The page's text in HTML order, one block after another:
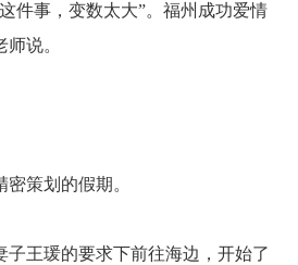
件事，变数太大”。福州成功爱情
说。
策划的假期。
子王瑗的要求下前往海边，开始了